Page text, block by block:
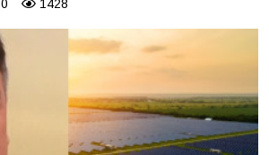
0 1428